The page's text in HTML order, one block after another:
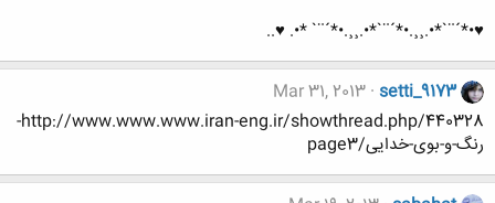
♥•*´¨`*•.¸¸.•*´¨`*•.¸¸.•*´¨` *•. ♥..
setti_9173
Mar 31, 2013
http://www.www.www.iran-eng.ir/showthread.php/440328-
رنگ-و-بوی-خدایی/page3